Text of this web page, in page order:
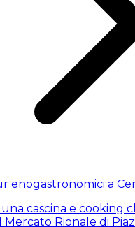
enogastronomici a
una cascina e cooking
Mercato Rionale di